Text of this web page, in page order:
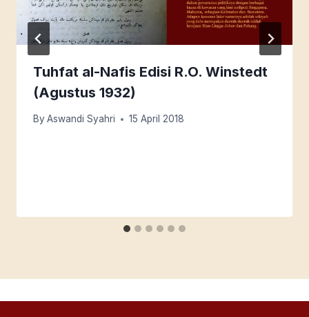
Tuhfat al-Nafis Edisi R.O. Winstedt
(Agustus 1932)
By Aswandi Syahri 15 April 2018